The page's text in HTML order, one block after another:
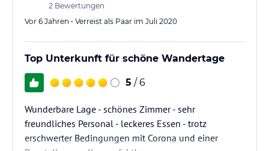
2 Bewertungen
Vor 6 Jahren • Verreist als Paar im Juli 2020
Top Unterkunft für schöne Wandertage
5 / 6
Wunderbare Lage - schönes Zimmer - sehr
freundliches Personal - leckeres Essen - trotz
erschwerter Bedingungen mit Corona und einer